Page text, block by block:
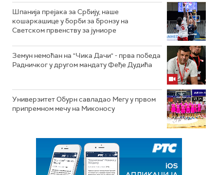
Шпанија прејакa за Србију, наше
кошаркашице у борби за бронзу на
Светском првенству за јуниоре
Земун немоћан на "Чика Дачи" - прва победа
Радничког у другом мандату Феђе Дудића
Универзитет Обурн савладао Мегу у првом
припремном мечу на Миконосу